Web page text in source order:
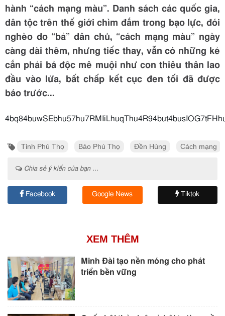
hành “cách mạng màu”. Danh sách các quốc gia,
dân tộc trên thế giới chìm đắm trong bạo lực, đói
nghèo do “bả” dân chủ, “cách mạng màu” ngày
càng dài thêm, nhưng tiếc thay, vẫn có những kẻ
cắn phải bả độc mê muội như con thiêu thân lao
đầu vào lửa, bất chấp kết cục đen tối đã được
báo trước...
Tỉnh Phú Thọ Báo Phú Thọ Đền Hùng Cách mạng
Chia sẻ ý kiến của bạn ...
Facebook Google News Tiktok
XEM THÊM
Minh Đài tạo nền móng cho phát
triển bền vững